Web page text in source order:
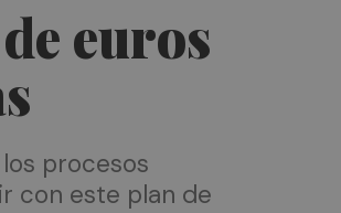
euros
procesos
con este plan de